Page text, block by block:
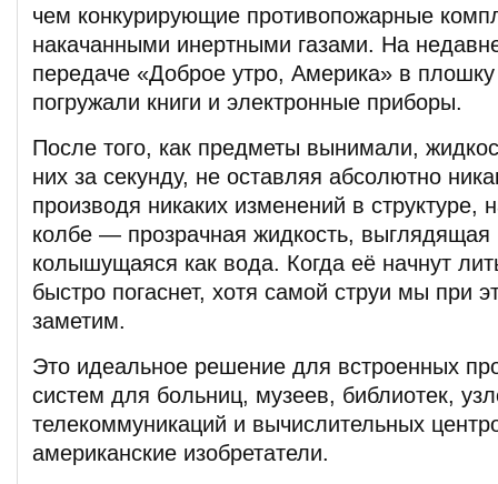
чем конкурирующие противопожарные
накачанными инертными газами. На
передаче «Доброе утро, Америка» в
погружали книги и электронные приборы.
После того, как предметы вынимали,
них за секунду, не оставляя абсолютно
производя никаких изменений в структуре,
колбе — прозрачная жидкость, выглядящая
колышущаяся как вода. Когда её начнут
быстро погаснет, хотя самой струи мы при
заметим.
Это идеальное решение для встроенных
систем для больниц, музеев, библиотек,
телекоммуникаций и вычислительных
американские изобретатели.